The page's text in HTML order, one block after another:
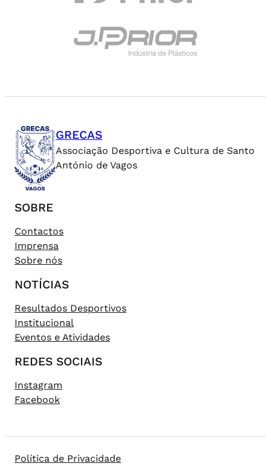
GRECAS
Associação Desportiva e Cultura de Santo
António de Vagos
SOBRE
Contactos
Imprensa
Sobre nós
NOTÍCIAS
Resultados Desportivos
Institucional
Eventos e Atividades
REDES SOCIAIS
Instagram
Facebook
Política de Privacidade